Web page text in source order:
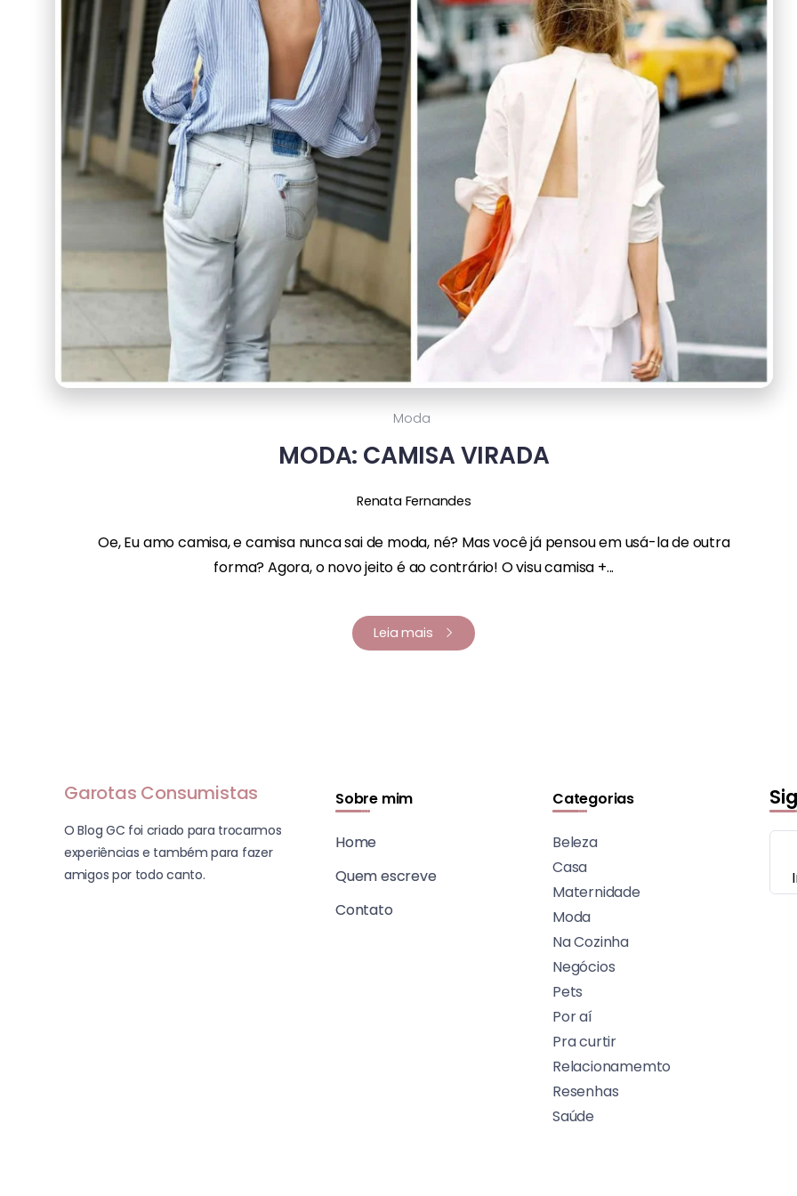
Moda
MODA: CAMISA VIRADA
Renata Fernandes
Oe, Eu amo camisa, e camisa nunca sai de moda, né? Mas você já pensou em usá-la de outra
forma? Agora, o novo jeito é ao contrário! O visu camisa +...
Leia mais
Garotas Consumistas
O Blog GC foi criado para trocarmos
experiências e também para fazer
amigos por todo canto.
Sobre mim
Home
Quem escreve
Contato
Categorias
Beleza
Casa
Maternidade
Moda
Na Cozinha
Negócios
Pets
Por aí
Pra curtir
Relacionamemto
Resenhas
Saúde